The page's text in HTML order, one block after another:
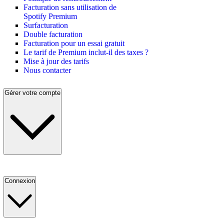
Facturation sans utilisation de
Spotify Premium
Surfacturation
Double facturation
Facturation pour un essai gratuit
Le tarif de Premium inclut-il des taxes ?
Mise à jour des tarifs
Nous contacter
Gérer votre compte
Connexion